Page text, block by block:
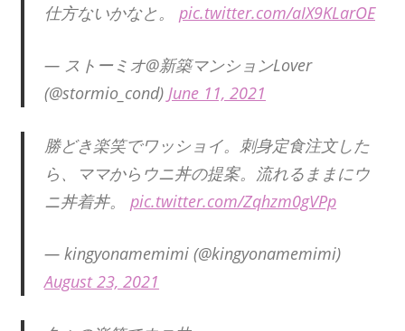
仕方ないかなと。 pic.twitter.com/aIX9KLarOE
— ストーミオ@新築マンションLover
(@stormio_cond) June 11, 2021
勝どき楽笑でワッショイ。刺身定食注文した
ら、ママからウニ丼の提案。流れるままにウ
ニ丼着丼。 pic.twitter.com/Zqhzm0gVPp
— kingyonamemimi (@kingyonamemimi)
August 23, 2021